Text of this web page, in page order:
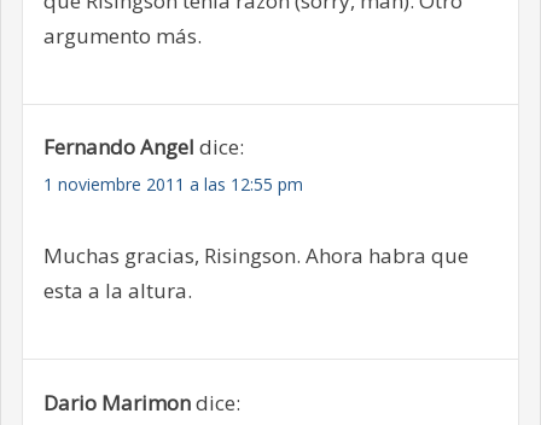
argumento más.
Fernando Angel dice:
1 noviembre 2011 a las 12:55 pm
Muchas gracias, Risingson. Ahora habra que
esta a la altura.
Dario Marimondice: